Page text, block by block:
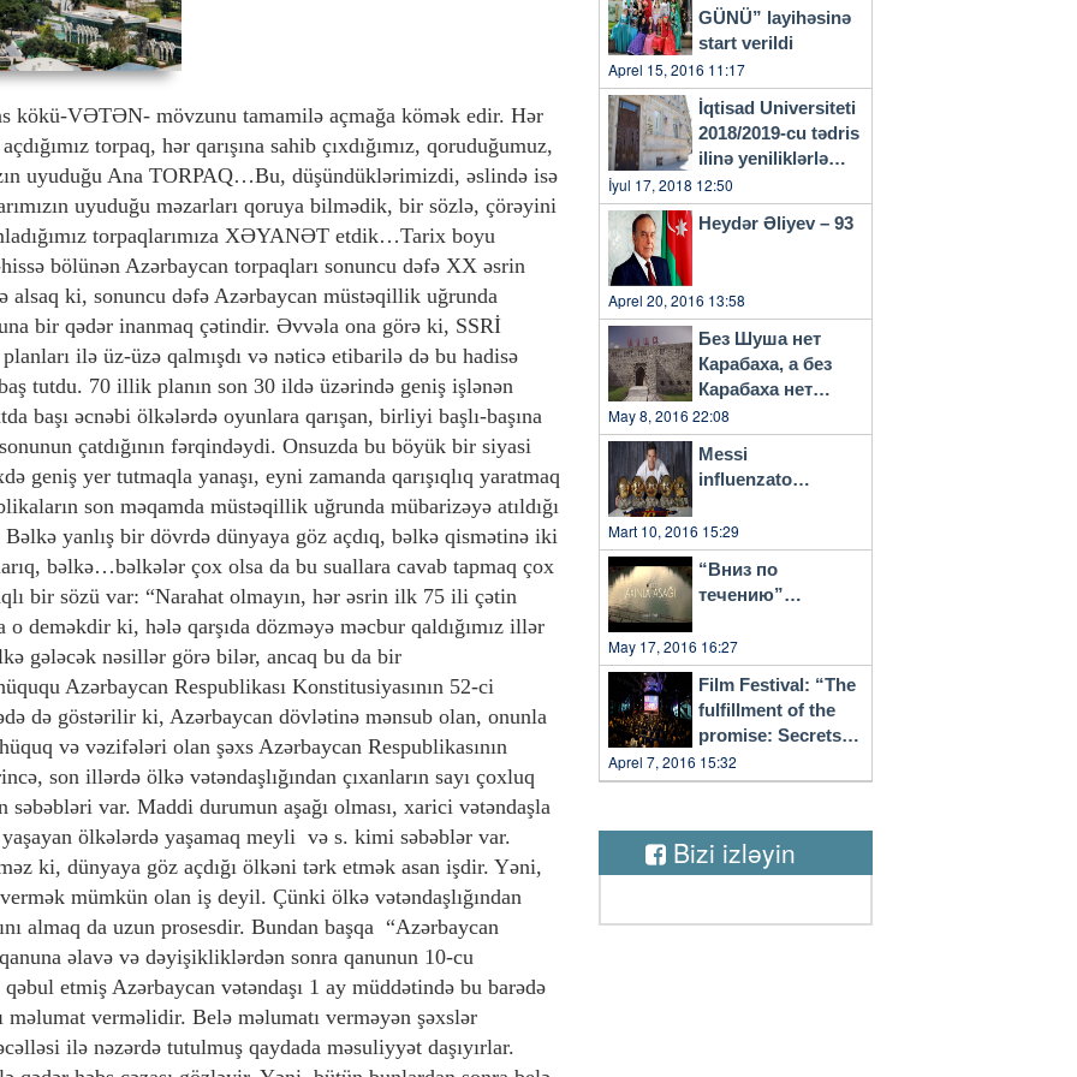
kökü-VƏTƏN- mövzunu tamamilə açmağa kömək edir. Hər
torpaq, hər qarışına sahib çıxdığımız, qoruduğumuz,
uyuduğu Ana TORPAQ…Bu, düşündüklərimizdi, əslində isə
uyuduğu məzarları qoruya bilmədik, bir sözlə, çörəyini
torpaqlarımıza XƏYANƏT etdik…Tarix boyu
bölünən Azərbaycan torpaqları sonuncu dəfə XX əsrin
alsaq ki, sonuncu dəfə Azərbaycan müstəqillik uğrunda
bir qədər inanmaq çətindir. Əvvəla ona görə ki, SSRİ
ilə üz-üzə qalmışdı və nəticə etibarilə də bu hadisə
tutdu. 70 illik planın son 30 ildə üzərində geniş işlənən
başı əcnəbi ölkələrdə oyunlara qarışan, birliyi başlı-başına
çatdığının fərqindəydi. Onsuzda bu böyük bir siyasi
geniş yer tutmaqla yanaşı, eyni zamanda qarışıqlıq yaratmaq
son məqamda müstəqillik uğrunda mübarizəyə atıldığı
yanlış bir dövrdə dünyaya göz açdıq, bəlkə qismətinə iki
bəlkə…bəlkələr çox olsa da bu suallara cavab tapmaq çox
bir sözü var: “Narahat olmayın, hər əsrin ilk 75 ili çətin
deməkdir ki, hələ qarşıda dözməyə məcbur qaldığımız illər
gələcək nəsillər görə bilər, ancaq bu da bir
Azərbaycan Respublikası Konstitusiyasının 52-ci
də göstərilir ki, Azərbaycan dövlətinə mənsub olan, onunla
və vəzifələri olan şəxs Azərbaycan Respublikasının
son illərdə ölkə vətəndaşlığından çıxanların sayı çoxluq
var. Maddi durumun aşağı olması, xarici vətəndaşla
ölkələrdə yaşamaq meyli və s. kimi səbəblər var.
ki, dünyaya göz açdığı ölkəni tərk etmək asan işdir. Yəni,
mümkün olan iş deyil. Çünki ölkə vətəndaşlığından
almaq da uzun prosesdir. Bundan başqa “Azərbaycan
qanuna əlavə və dəyişikliklərdən sonra qanunun 10-cu
etmiş Azərbaycan vətəndaşı 1 ay müddətində bu barədə
verməlidir. Belə məlumatı verməyən şəxslər
ilə nəzərdə tutulmuş qaydada məsuliyyət daşıyırlar.
GÜNÜ” layihəsinə
start verildi
Aprel 15, 2016 11:17
İqtisad Universiteti
2018/2019-cu tədris
ilinə yeniliklərlə
başlayacaq
İyul 17, 2018 12:50
Heydər Əliyev – 93
Aprel 20, 2016 13:58
Без Шуша нет
Карабаха, а без
Карабаха нет
Азербайджана…
May 8, 2016 22:08
Messi
influenzato…
Mart 10, 2016 15:29
“Вниз по
течению”…
May 17, 2016 16:27
Film Festival: “The
fulfillment of the
promise: Secrets
of Vilnius”
Aprel 7, 2016 15:32
Bizi izləyin